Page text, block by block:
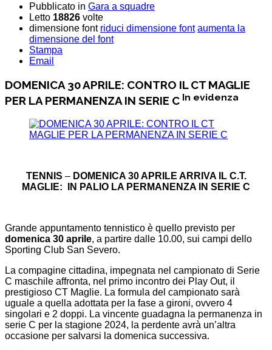
Pubblicato in Gara a squadre
Letto 18826 volte
dimensione font riduci dimensione font aumenta la
dimensione del font
Stampa
Email
DOMENICA 30 APRILE: CONTRO IL CT MAGLIE
PER LA PERMANENZA IN SERIE C In evidenza
TENNIS – DOMENICA 30 APRILE ARRIVA IL C.T.
MAGLIE:
IN PALIO LA PERMANENZA IN SERIE C
Grande appuntamento tennistico è quello previsto per
domenica 30 aprile, a partire dalle 10.00, sui campi dello
Sporting Club San Severo.
La compagine cittadina, impegnata nel campionato di Serie
C maschile affronta, nel primo incontro dei Play Out, il
prestigioso CT Maglie. La formula del campionato sarà
uguale a quella adottata per la fase a gironi, ovvero 4
singolari e 2 doppi. La vincente guadagna la permanenza in
serie C per la stagione 2024, la perdente avrà un’altra
occasione per salvarsi la domenica successiva.